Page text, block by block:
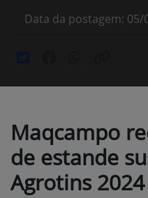
Data da postagem: 05/
Maqcampo
de estande
Agrotins 2024